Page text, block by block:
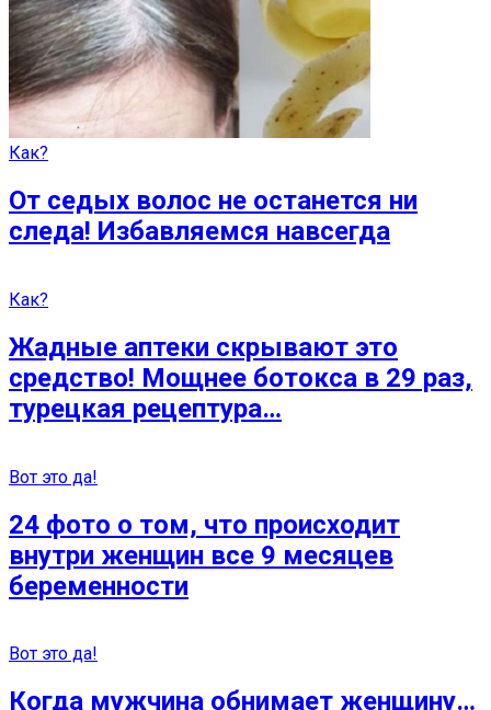
Как?
От седых волос не останется ни
следа! Избавляемся навсегда
Как?
Жадные аптеки скрывают это
средство! Мощнее ботокса в 29 раз,
турецкая рецептура…
Вот это да!
24 фото о том, что происходит
внутри женщин все 9 месяцев
беременности
Вот это да!
Когда мужчина обнимает женщину…